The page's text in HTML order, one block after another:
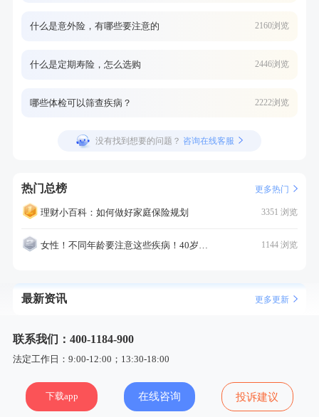
什么是意外险，有哪些要注意的 2160浏览
什么是定期寿险，怎么选购 2446浏览
哪些体检可以筛查疾病？ 2222浏览
没有找到想要的问题？ 咨询在线客服
热门总榜 更多热门
理财小百科：如何做好家庭保险规划 3351 浏览
女性！不同年龄要注意这些疾病！40岁的这个疾病最需要注意！ 1144 浏览
最新资讯 更多更新
联系我们：400-1184-900
法定工作日：9:00-12:00；13:30-18:00
下载app 在线咨询 投诉建议